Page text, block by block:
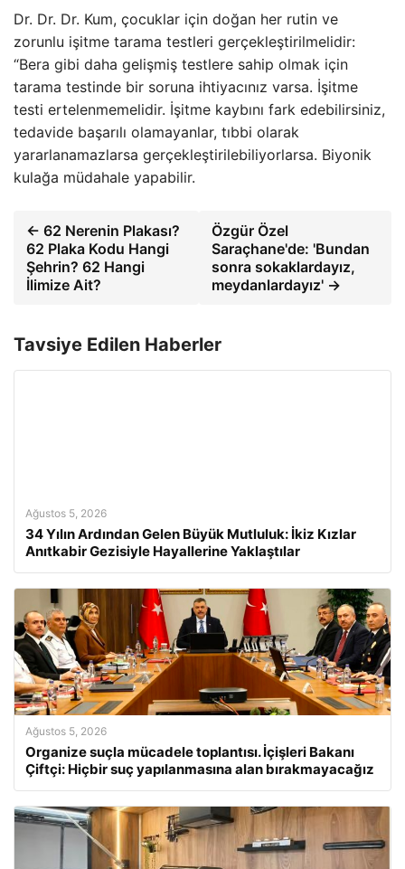
Dr. Dr. Dr. Kum, çocuklar için doğan her rutin ve
zorunlu işitme tarama testleri gerçekleştirilmelidir:
“Bera gibi daha gelişmiş testlere sahip olmak için
tarama testinde bir soruna ihtiyacınız varsa. İşitme
testi ertelenmemelidir. İşitme kaybını fark edebilirsiniz,
tedavide başarılı olamayanlar, tıbbi olarak
yararlanamazlarsa gerçekleştirilebiliyorlarsa. Biyonik
kulağa müdahale yapabilir.
← 62 Nerenin Plakası?
62 Plaka Kodu Hangi
Şehrin? 62 Hangi
İlimize Ait?
Özgür Özel
Saraçhane'de: 'Bundan
sonra sokaklardayız,
meydanlardayız' →
Tavsiye Edilen Haberler
Ağustos 5, 2026
34 Yılın Ardından Gelen Büyük Mutluluk: İkiz Kızlar
Anıtkabir Gezisiyle Hayallerine Yaklaştılar
Ağustos 5, 2026
Organize suçla mücadele toplantısı. İçişleri Bakanı
Çiftçi: Hiçbir suç yapılanmasına alan bırakmayacağız